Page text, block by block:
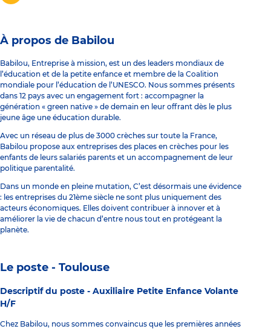
À propos de Babilou
Babilou, Entreprise à mission, est un des leaders mondiaux de
l’éducation et de la petite enfance et membre de la Coalition
mondiale pour l’éducation de l’UNESCO. Nous sommes présents
dans 12 pays avec un engagement fort : accompagner la
génération « green native » de demain en leur offrant dès le plus
jeune âge une éducation durable.
Avec un réseau de plus de 3000 crèches sur toute la France,
Babilou propose aux entreprises des places en crèches pour les
enfants de leurs salariés parents et un accompagnement de leur
politique parentalité.
Dans un monde en pleine mutation, C’est désormais une évidence
: les entreprises du 21ème siècle ne sont plus uniquement des
acteurs économiques. Elles doivent contribuer à innover et à
améliorer la vie de chacun d’entre nous tout en protégeant la
planète.
Le poste - Toulouse
Descriptif du poste - Auxiliaire Petite Enfance Volante
H/F
Chez Babilou, nous sommes convaincus que les premières années